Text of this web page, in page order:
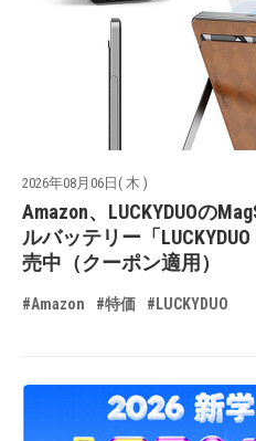
2026年08月06日( 木 )
Amazon、LUCKYDUOの
ルバッテリー「
売中（クーポン適用）
#Amazon #特価 #LUCKYDUO